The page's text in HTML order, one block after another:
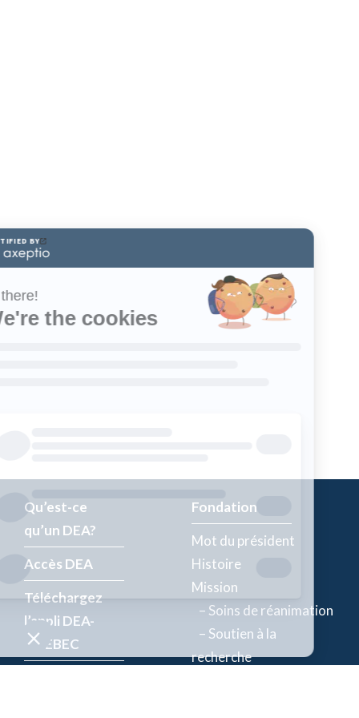
Qu’est-ce
qu’un DEA?
Accès DEA
Téléchargez
l’appli DEA-
QUÉBEC
Fondation
Mot du président
Histoire
Mission
– Soins de réanimation
– Soutien à la
recherche